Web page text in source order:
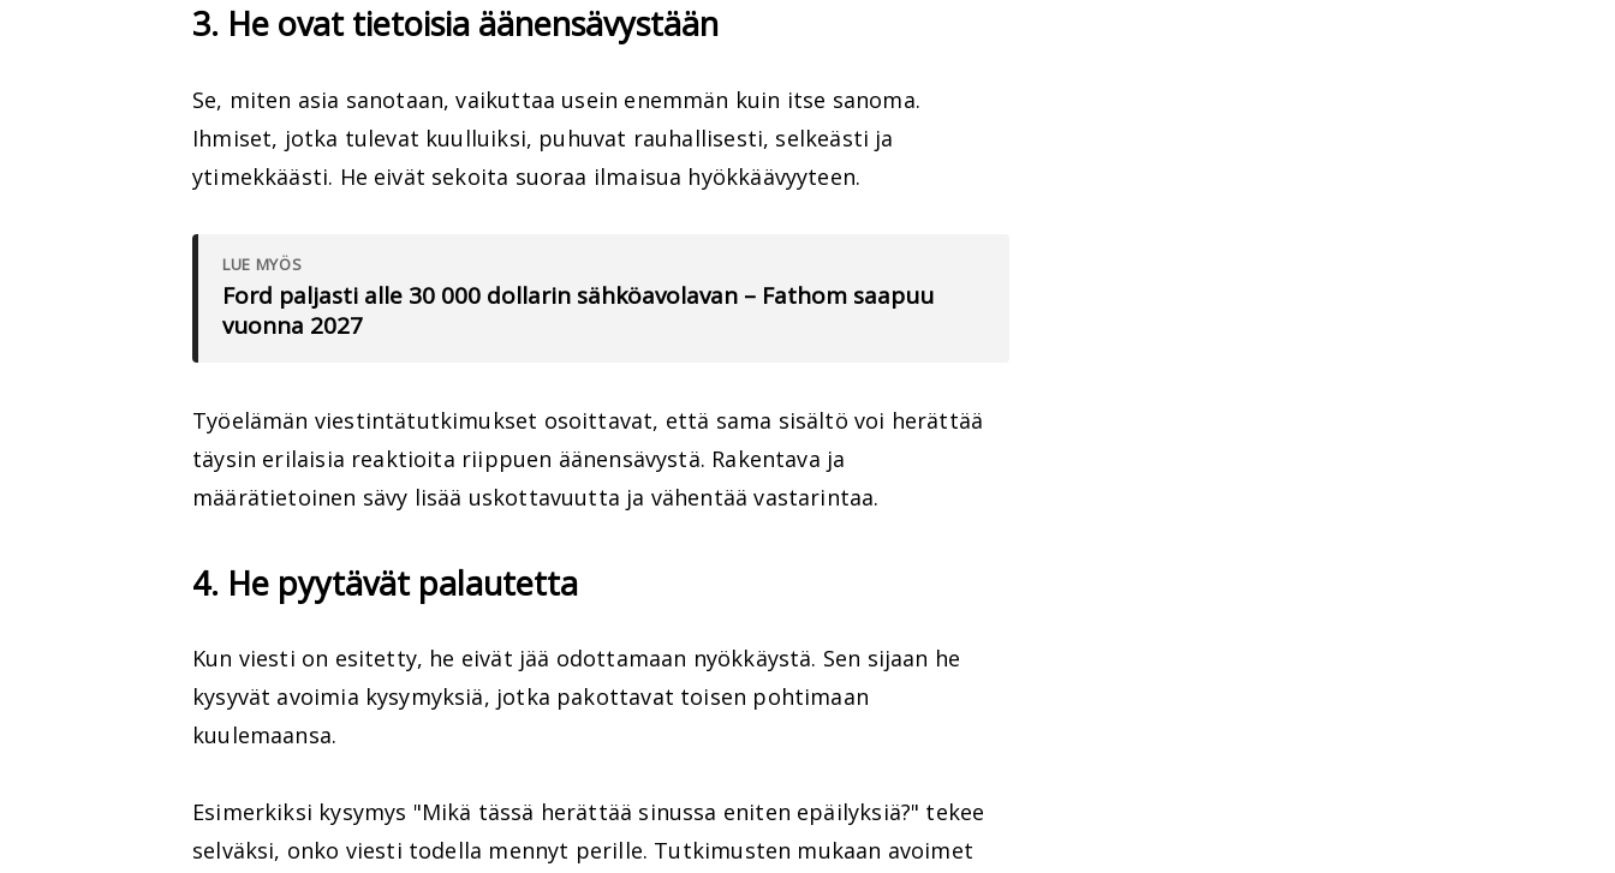
3. He ovat tietoisia äänensävystään
Se, miten asia sanotaan, vaikuttaa usein enemmän kuin itse sanoma.
Ihmiset, jotka tulevat kuulluiksi, puhuvat rauhallisesti, selkeästi ja
ytimekkäästi. He eivät sekoita suoraa ilmaisua hyökkäävyyteen.
LUE MYÖS
Ford paljasti alle 30 000 dollarin sähköavolavan – Fathom saapuu
vuonna 2027
Työelämän viestintätutkimukset osoittavat, että sama sisältö voi herättää
täysin erilaisia reaktioita riippuen äänensävystä. Rakentava ja
määrätietoinen sävy lisää uskottavuutta ja vähentää vastarintaa.
4. He pyytävät palautetta
Kun viesti on esitetty, he eivät jää odottamaan nyökkäystä. Sen sijaan he
kysyvät avoimia kysymyksiä, jotka pakottavat toisen pohtimaan
kuulemaansa.
Esimerkiksi kysymys "Mikä tässä herättää sinussa eniten epäilyksiä?" tekee
selväksi, onko viesti todella mennyt perille. Tutkimusten mukaan avoimet